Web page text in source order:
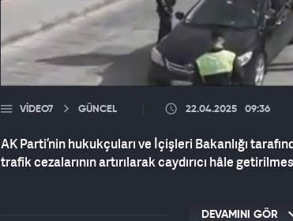
VIDEO7 GÜNCEL 22.04.2025 09:36
AK Parti’nin hukukçuları ve İçişleri Bakanlığı
trafik cezalarının artırılarak caydırıcı hâle
DEVAMINI GÖR